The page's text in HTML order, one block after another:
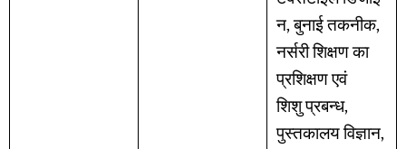
न, बुनाई तकनीक,
नर्सरी शिक्षण का
प्रशिक्षण एवं
शिशु प्रबन्ध,
पुस्तकालय विज्ञान,